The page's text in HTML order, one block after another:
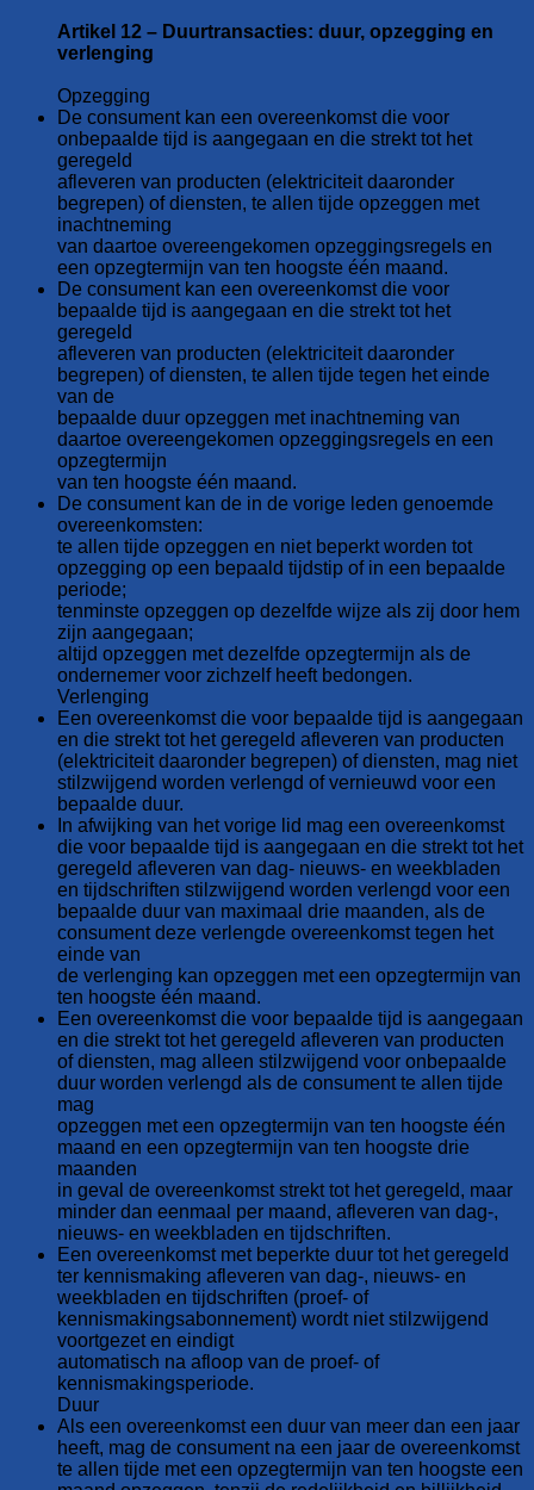
Artikel 12 – Duurtransacties: duur, opzegging en
verlenging
Opzegging
De consument kan een overeenkomst die voor
onbepaalde tijd is aangegaan en die strekt tot het
geregeld
afleveren van producten (elektriciteit daaronder
begrepen) of diensten, te allen tijde opzeggen met
inachtneming
van daartoe overeengekomen opzeggingsregels en
een opzegtermijn van ten hoogste één maand.
De consument kan een overeenkomst die voor
bepaalde tijd is aangegaan en die strekt tot het
geregeld
afleveren van producten (elektriciteit daaronder
begrepen) of diensten, te allen tijde tegen het einde
van de
bepaalde duur opzeggen met inachtneming van
daartoe overeengekomen opzeggingsregels en een
opzegtermijn
van ten hoogste één maand.
De consument kan de in de vorige leden genoemde
overeenkomsten:
te allen tijde opzeggen en niet beperkt worden tot
opzegging op een bepaald tijdstip of in een bepaalde
periode;
tenminste opzeggen op dezelfde wijze als zij door hem
zijn aangegaan;
altijd opzeggen met dezelfde opzegtermijn als de
ondernemer voor zichzelf heeft bedongen.
Verlenging
Een overeenkomst die voor bepaalde tijd is aangegaan
en die strekt tot het geregeld afleveren van producten
(elektriciteit daaronder begrepen) of diensten, mag niet
stilzwijgend worden verlengd of vernieuwd voor een
bepaalde duur.
In afwijking van het vorige lid mag een overeenkomst
die voor bepaalde tijd is aangegaan en die strekt tot het
geregeld afleveren van dag- nieuws- en weekbladen
en tijdschriften stilzwijgend worden verlengd voor een
bepaalde duur van maximaal drie maanden, als de
consument deze verlengde overeenkomst tegen het
einde van
de verlenging kan opzeggen met een opzegtermijn van
ten hoogste één maand.
Een overeenkomst die voor bepaalde tijd is aangegaan
en die strekt tot het geregeld afleveren van producten
of diensten, mag alleen stilzwijgend voor onbepaalde
duur worden verlengd als de consument te allen tijde
mag
opzeggen met een opzegtermijn van ten hoogste één
maand en een opzegtermijn van ten hoogste drie
maanden
in geval de overeenkomst strekt tot het geregeld, maar
minder dan eenmaal per maand, afleveren van dag-,
nieuws- en weekbladen en tijdschriften.
Een overeenkomst met beperkte duur tot het geregeld
ter kennismaking afleveren van dag-, nieuws- en
weekbladen en tijdschriften (proef- of
kennismakingsabonnement) wordt niet stilzwijgend
voortgezet en eindigt
automatisch na afloop van de proef- of
kennismakingsperiode.
Duur
Als een overeenkomst een duur van meer dan een jaar
heeft, mag de consument na een jaar de overeenkomst
te allen tijde met een opzegtermijn van ten hoogste een